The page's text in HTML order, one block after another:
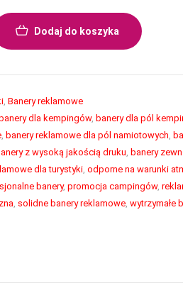
Dodaj do koszyka
, Banery reklamowe
banery dla kempingów, banery dla pól
, banery reklamowe dla pól namiotowych,
z wysoką jakością druku, banery
dla turystyki, odporne na warunki
banery, promocja campingów,
, solidne banery reklamowe, wytrzymałe